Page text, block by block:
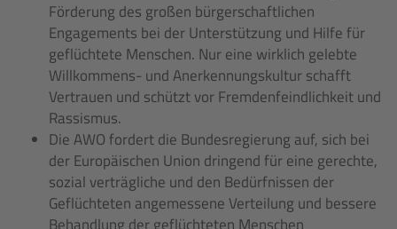
Förderung des großen bürgerschaftlichen
Engagements bei der Unterstützung und Hilfe für
geflüchtete Menschen. Nur eine wirklich gelebte
Willkommens- und Anerkennungskultur schafft
Vertrauen und schützt vor Fremdenfeindlichkeit und
Rassismus.
Die AWO fordert die Bundesregierung auf, sich bei
der Europäischen Union dringend für eine gerechte,
sozial verträgliche und den Bedürfnissen der
Geflüchteten angemessene Verteilung und bessere